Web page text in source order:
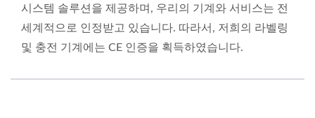
시스템 솔루션을 제공하며, 우리의 기계와 서비스는 전
세계적으로 인정받고 있습니다. 따라서, 저희의 라벨링
및 충전 기계에는 CE 인증을 획득하였습니다.